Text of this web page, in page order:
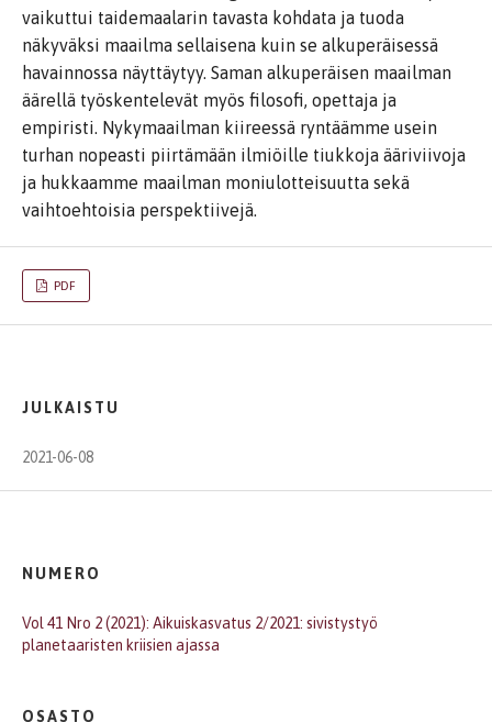
vaikuttui taidemaalarin tavasta kohdata ja tuoda
näkyväksi maailma sellaisena kuin se alkuperäisessä
havainnossa näyttäytyy. Saman alkuperäisen maailman
äärellä työskentelevät myös filosofi, opettaja ja
empiristi. Nykymaailman kiireessä ryntäämme usein
turhan nopeasti piirtämään ilmiöille tiukkoja ääriviivoja
ja hukkaamme maailman moniulotteisuutta sekä
vaihtoehtoisia perspektiivejä.
PDF
JULKAISTU
2021-06-08
NUMERO
Vol 41 Nro 2 (2021): Aikuiskasvatus 2/2021: sivistystyö
planetaaristen kriisien ajassa
OSASTO